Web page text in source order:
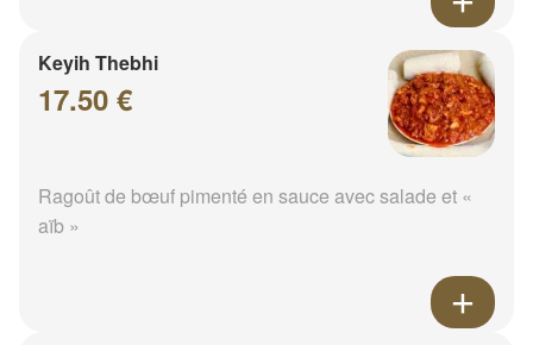
Keyih Thebhi
17.50 €
Ragoût de bœuf pimenté en sauce avec salade et «
aïb »